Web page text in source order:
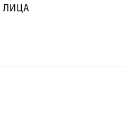
В КОРЗИНУ
ЛИЦА